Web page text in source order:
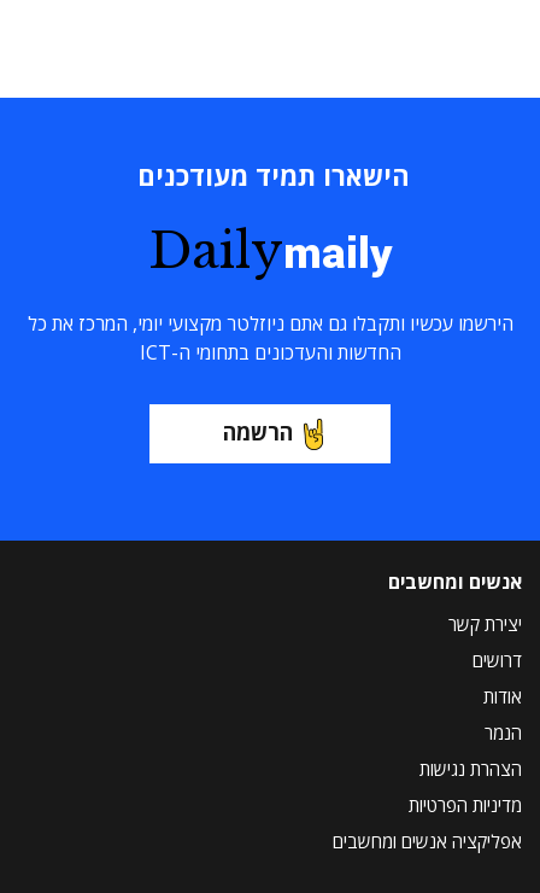
הישארו תמיד מעודכנים
Dailymaily
הירשמו עכשיו ותקבלו גם אתם ניוזלטר מקצועי יומי, המרכז את כל
החדשות והעדכונים בתחומי ה-ICT
הרשמה
אנשים ומחשבים
יצירת קשר
דרושים
אודות
הנמר
הצהרת נגישות
מדיניות הפרטיות
אפליקציה אנשים ומחשבים